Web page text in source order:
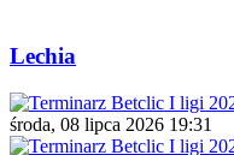
Lechia
środa, 08 lipca 2026 19:31